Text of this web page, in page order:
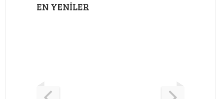
EN YENILER